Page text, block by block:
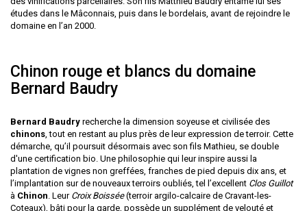
études dans le Mâconnais, puis dans le bordelais, avant de rejoindre le
domaine en l’an 2000.
Chinon rouge et blancs du domaine
Bernard Baudry
Bernard Baudry recherche la dimension soyeuse et civilisée des
chinons , tout en restant au plus près de leur expression de terroir. Cette
démarche, qu’il poursuit désormais avec son fils Mathieu, se double
d'une certification bio. Une philosophie qui leur inspire aussi la
plantation de vignes non greffées, franches de pied depuis dix ans, et
l’implantation sur de nouveaux terroirs oubliés, tel l’excellent Clos Guillot
à Chinon . Leur Croix Boissée(terroir argilo-calcaire de Cravant-les-
Coteaux), bâti pour la garde, possède un supplément de velouté et